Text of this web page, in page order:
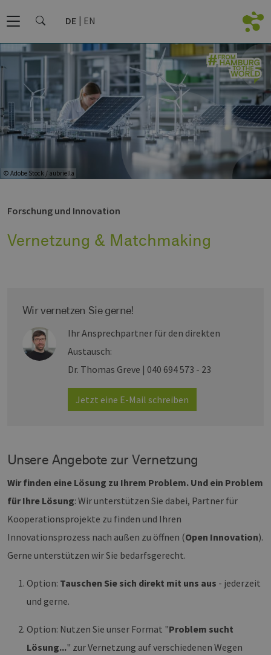
DE EN
© Adobe Stock / aubriella
Forschung und Innovation
Vernetzung & Matchmaking
Wir vernetzen Sie gerne!
Ihr Ansprechpartner für den direkten
Austausch:
Dr. Thomas Greve | 040 694 573 - 23
Jetzt eine E-Mail schreiben
Unsere Angebote zur Vernetzung
Wir finden eine Lösung zu Ihrem Problem. Und ein Problem
für Ihre Lösung: Wir unterstützen Sie dabei, Partner für
Kooperationsprojekte zu finden und Ihren
Innovationsprozess nach außen zu öffnen (Open Innovation).
Gerne unterstützen wir Sie bedarfsgerecht.
Option: Tauschen Sie sich direkt mit uns aus - jederzeit
und gerne.
Option: Nutzen Sie unser Format "Problem sucht
Lösung..." zur Vernetzung auf verschiedenen Wegen